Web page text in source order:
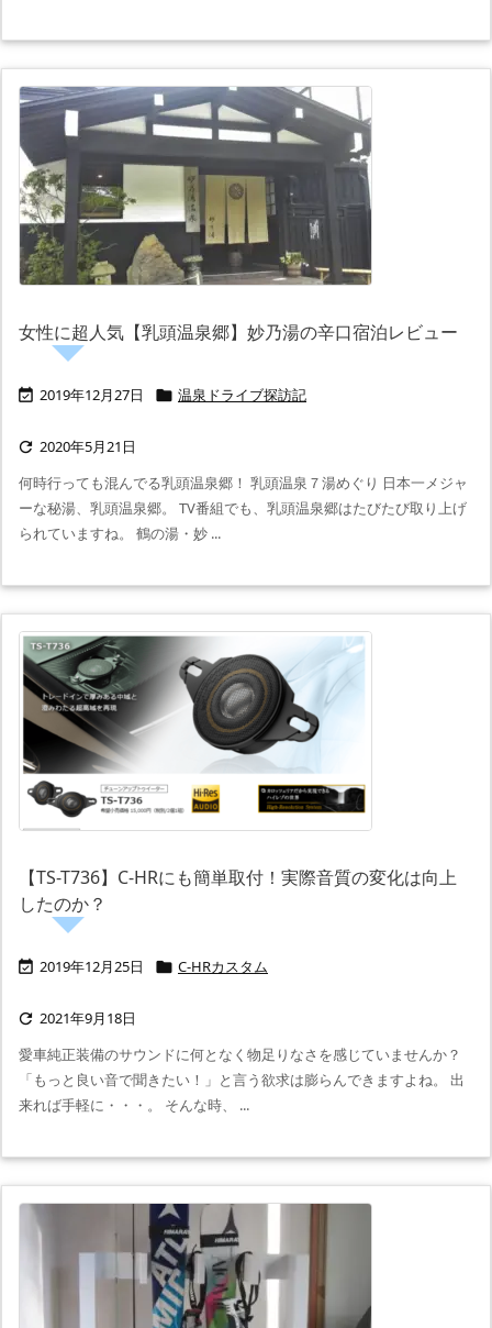
女性に超人気【乳頭温泉郷】妙乃湯の辛口宿泊レビュー
 2019年12月27日  温泉ドライブ探訪記
 2020年5月21日
何時行っても混んでる乳頭温泉郷！ 乳頭温泉７湯めぐり 日本一メジャ
ーな秘湯、乳頭温泉郷。 TV番組でも、乳頭温泉郷はたびたび取り上げ
られていますね。 鶴の湯・妙 ...
【TS-T736】C-HRにも簡単取付！実際音質の変化は向上
したのか？
 2019年12月25日  C-HRカスタム
 2021年9月18日
愛車純正装備のサウンドに何となく物足りなさを感じていませんか？
「もっと良い音で聞きたい！」と言う欲求は膨らんできますよね。 出
来れば手軽に・・・。 そんな時、 ...